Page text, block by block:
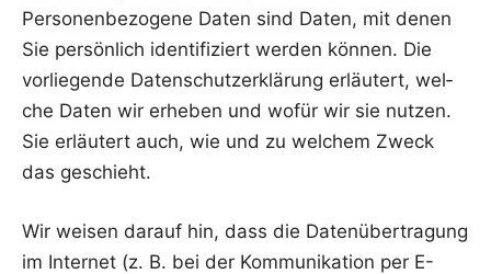
Per­so­nen­be­zo­ge­ne Daten sind Daten, mit denen
Sie per­sön­lich iden­ti­fi­ziert wer­den kön­nen. Die
vor­lie­gen­de Daten­schutz­er­klä­rung erläu­tert, wel­
che Daten wir erhe­ben und wofür wir sie nut­zen.
Sie erläu­tert auch, wie und zu wel­chem Zweck
das geschieht.
Wir wei­sen dar­auf hin, dass die Daten­über­tra­gung
im Inter­net (z. B. bei der Kom­mu­ni­ka­ti­on per E-